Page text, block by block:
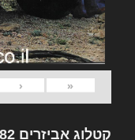
«
‹
קטלוג אביזרים 1982 Jeep